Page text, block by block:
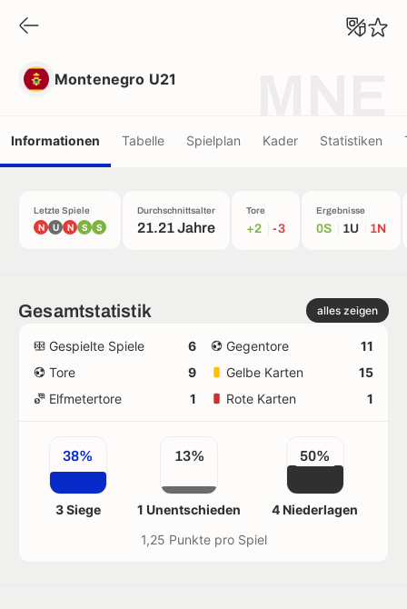
Montenegro U21
Informationen Tabelle Spielplan Kader Statistiken
Letzte Spiele
N U N S S
Durchschnittsalter
21.21 Jahre
Tore
+2 -3
Ergebnisse
0S 1U 1N
Gesamtstatistik alles zeigen
Gespielte Spiele 6 Gegentore
11
Tore
9 Gelbe Karten
15
Elfmetertore
1 Rote Karten 1
38%
3 Siege
13%
1 Unentschieden
50%
4 Niederlagen
1,25 Punkte pro Spiel